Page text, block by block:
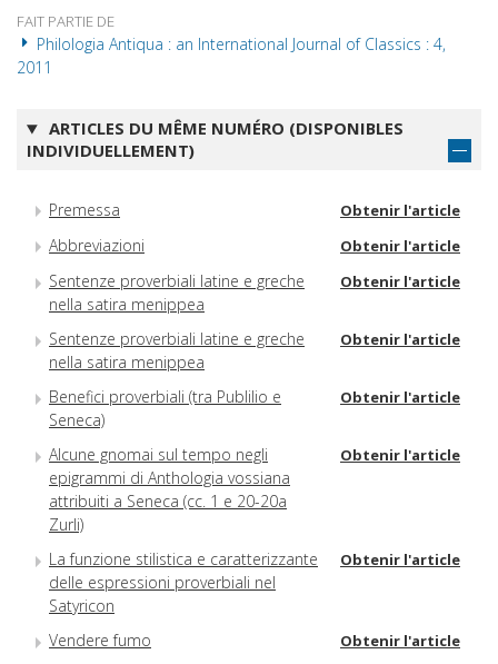
FAIT PARTIE DE
Philologia Antiqua : an International Journal of Classics : 4,
2011
ARTICLES DU MÊME NUMÉRO (DISPONIBLES
INDIVIDUELLEMENT)
Premessa Obtenir l'article
Abbreviazioni Obtenir l'article
Sentenze proverbiali latine e greche
nella satira menippea
Obtenir l'article
Sentenze proverbiali latine e greche
nella satira menippea
Obtenir l'article
Benefici proverbiali (tra Publilio e
Seneca)
Obtenir l'article
Alcune gnomai sul tempo negli
epigrammi di Anthologia vossiana
attribuiti a Seneca (cc. 1 e 20-20a
Zurli)
Obtenir l'article
La funzione stilistica e caratterizzante
delle espressioni proverbiali nel
Satyricon
Obtenir l'article
Vendere fumo Obtenir l'article